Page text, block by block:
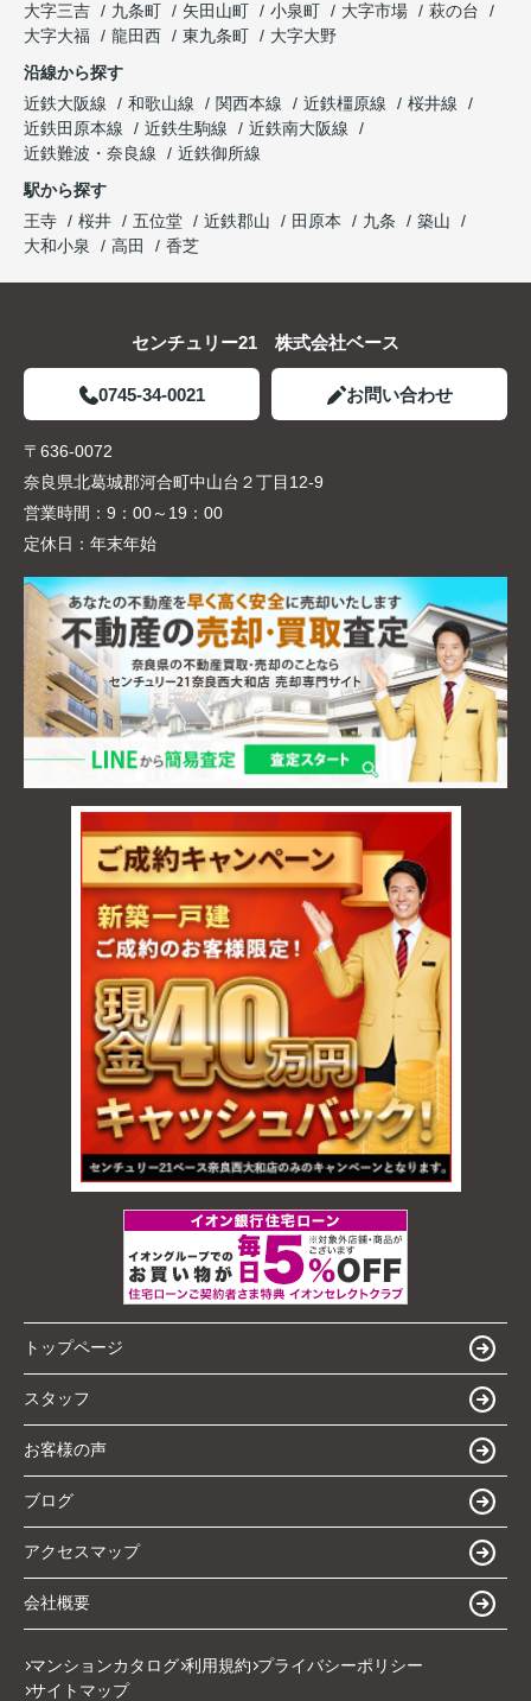
大字三吉
九条町 矢田山町 小泉町 大字市場
萩の台
大字大福
龍田西 東九条町
大字大野
沿線から探す
近鉄大阪線
和歌山線 関西本線 近鉄橿原線
桜井線
近鉄田原本線
近鉄生駒線
近鉄南大阪線
近鉄難波・奈良線
近鉄御所線
駅から探す
王寺
桜井 五位堂 近鉄郡山 田原本 九条
築山
大和小泉
高田 香芝
センチュリー21 株式会社ベース
0745-34-0021 お問い合わせ
〒636-0072
奈良県北葛城郡河合町中山台２丁目12-9
営業時間： 9：00～19：00
定休日： 年末年始
トップページ
スタッフ
お客様の声
ブログ
アクセスマップ
会社概要
マンションカタログ 利用規約 プライバシーポリシー
サイトマップ